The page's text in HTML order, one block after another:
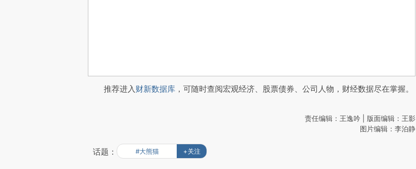
推荐进入财新数据库 ，可随时查阅宏观经济、股票债券、公司人物，财经数据尽在掌握。
责任编辑：王逸吟 | 版面编辑：王影
图片编辑：李泊静
话题： #大熊猫 +关注